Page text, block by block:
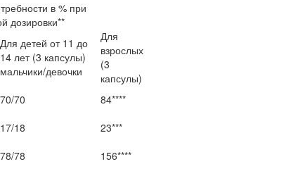
в % при
дозировки**
Для детей от 11 до
14 лет (3 капсулы)
мальчики/девочки
Для
взрослых
(3
капсулы)
70/70
84****
17/18
23***
78/78
156****